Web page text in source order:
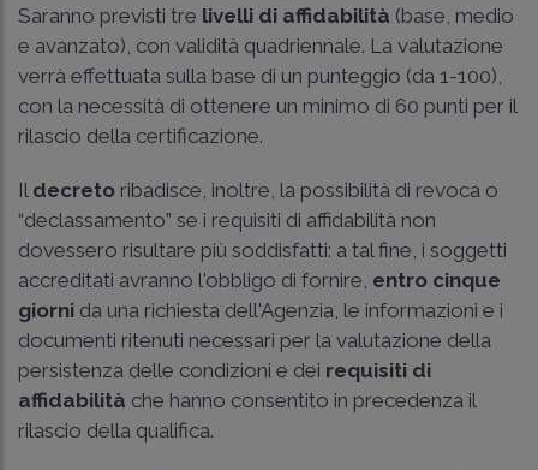
Saranno previsti tre livelli di affidabilità (base, medio
e avanzato), con validità quadriennale. La valutazione
verrà effettuata sulla base di un punteggio (da 1-100),
con la necessità di ottenere un minimo di 60 punti per il
rilascio della certificazione.
Il decreto ribadisce, inoltre, la possibilità di revoca o
“declassamento” se i requisiti di affidabilità non
dovessero risultare più soddisfatti: a tal fine, i soggetti
accreditati avranno l'obbligo di fornire, entro cinque
giorni da una richiesta dell'Agenzia, le informazioni e i
documenti ritenuti necessari per la valutazione della
persistenza delle condizioni e dei requisiti di
affidabilità che hanno consentito in precedenza il
rilascio della qualifica.